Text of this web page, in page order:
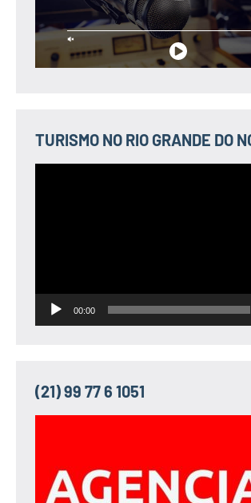
TURISMO NO RIO GRANDE DO
00:00
(21) 99 77 6 1051